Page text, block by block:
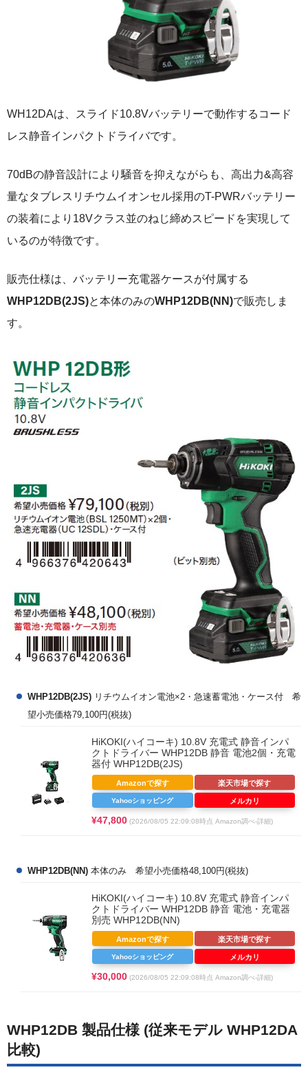
WH12DAは、スライド10.8Vバッテリーで動作するコード
レス静音インパクトドライバです。
70dBの静音設計により騒音を抑えながらも、高出力&高容
量なタブレスリチウムイオンセル採用のT-PWRバッテリー
の装着により18Vクラス並のねじ締めスピードを実現して
いるのが特徴です。
販売仕様は、バッテリー充電器ケースが付属する
WHP12DB(2JS)と本体のみのWHP12DB(NN)で販売しま
す。
WHP12DB(2JS) リチウムイオン電池×2・急速蓄電池・ケース付 希
望小売価格79,100円(税抜)
HiKOKI(ハイコーキ) 10.8V 充電式 静音インパ
クトドライバー WHP12DB 静音 電池2個・充電
器付 WHP12DB(2JS)
¥47,800 (2026/08/05 22:09:08時点 Amazon調べ-詳細)
Amazonで探す 楽天市場で探す
Yahooショッピング メルカリ
WHP12DB(NN) 本体のみ 希望小売価格48,100円(税抜)
HiKOKI(ハイコーキ) 10.8V 充電式 静音インパ
クトドライバー WHP12DB 静音 電池・充電器
別売 WHP12DB(NN)
¥30,000 (2026/08/05 22:09:08時点 Amazon調べ-詳細)
Amazonで探す 楽天市場で探す
Yahooショッピング メルカリ
WHP12DB 製品仕様 (従来モデル WHP12DA
比較)